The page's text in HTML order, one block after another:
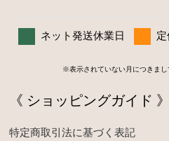
ネット発送休業日
※表示されていない月につきまし
《 ショッピングガイド 》
特定商取引法に基づく表記